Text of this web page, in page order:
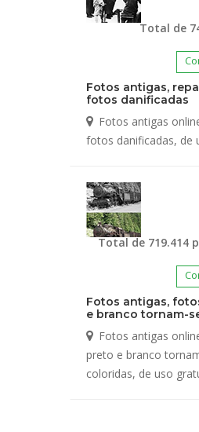
Total de
Fotos antigas,
fotos danificadas
Fotos antigas
fotos danificadas, de
Total de 719.414
Fotos antigas,
e branco tornam-
Fotos antigas
preto e branco
coloridas, de uso